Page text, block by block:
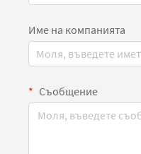
Име на компанията
Съобщение